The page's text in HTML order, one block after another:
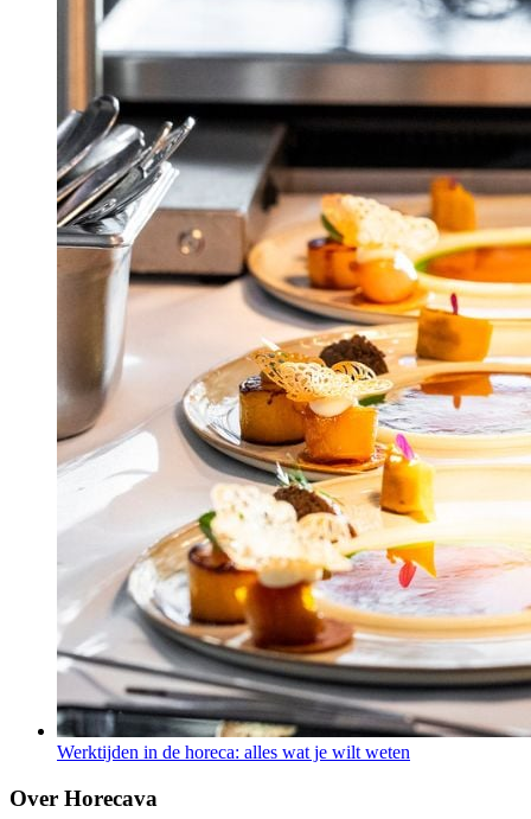
Werktijden in de horeca: alles wat je wilt weten
Over Horecava